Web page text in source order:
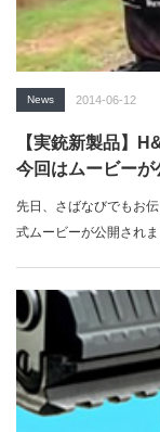
News 2014-06-12
【実銃新製品】
今回はムービーが
先日、さばなびでもお
式ムービーが公開され